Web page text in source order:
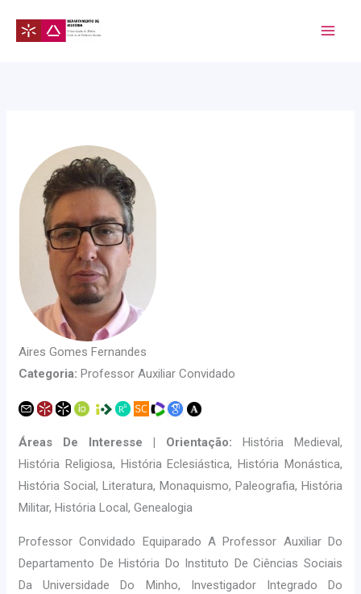
Aires Gomes Fernandes
Categoria: Professor Auxiliar Convidado
Áreas De Interesse | Orientação: História Medieval,
História Religiosa, História Eclesiástica, História Monástica,
História Social, Literatura, Monaquismo, Paleografia, História
Militar, História Local, Genealogia
Professor Convidado Equiparado A Professor Auxiliar Do
Departamento De História Do Instituto De Ciências Sociais
Da Universidade Do Minho, Investigador Integrado Do